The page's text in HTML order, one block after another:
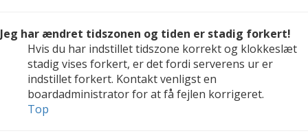
Jeg har ændret tidszonen og tiden er stadig forkert!
Hvis du har indstillet tidszone korrekt og klokkeslæt
stadig vises forkert, er det fordi serverens ur er
indstillet forkert. Kontakt venligst en
boardadministrator for at få fejlen korrigeret.
Top